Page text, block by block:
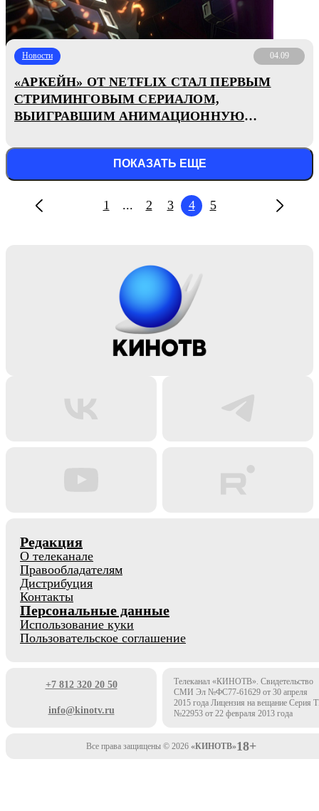
Новости 04.09
«АРКЕЙН» ОТ NETFLIX СТАЛ ПЕРВЫМ
СТРИМИНГОВЫМ СЕРИАЛОМ,
ВЫИГРАВШИМ АНИМАЦИОННУЮ
ПОКАЗАТЬ ЕЩЕ
1 ... 2 3 4 5
Редакция
О телеканале
Правообладателям
Дистрибуция
Контакты
Персональные данные
Использование куки
Пользовательское соглашение
+7 812 320 20 50
info@kinotv.ru
Телеканал «КИНОТВ». Свидетельство
СМИ Эл №ФС77-61629 от 30 апреля
2015 года Лицензия на вещание Серия
№22953 от 22 февраля 2013 года
Все права защищены © 2026 «КИНОТВ»18+